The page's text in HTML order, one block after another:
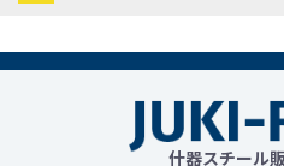
什器スチール